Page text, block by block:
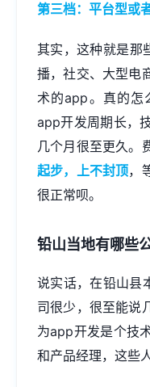
第三档：平台型或
其实，这种就是那
播，社交、大型电
术的app。真的怎
app开发周期长，
几个月很至更久。
起步，上不封顶，
很正常呗。
铅山当地有哪些
说实话，在铅山县
司很少，很至能说
为app开发是个技
和产品经理，这些